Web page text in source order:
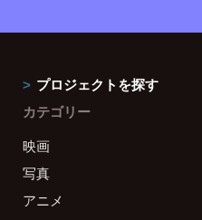
プロジェクトを探す
カテゴリー
映画
写真
アニメ